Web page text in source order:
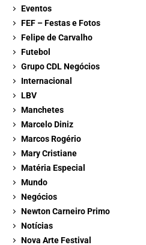
Eventos
FEF – Festas e Fotos
Felipe de Carvalho
Futebol
Grupo CDL Negócios
Internacional
LBV
Manchetes
Marcelo Diniz
Marcos Rogério
Mary Cristiane
Matéria Especial
Mundo
Negócios
Newton Carneiro Primo
Notícias
Nova Arte Festival